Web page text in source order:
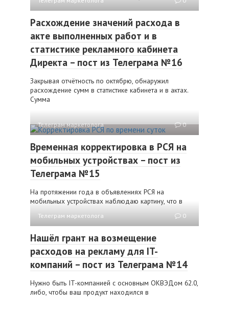
Расхождение значений расхода в
акте выполненных работ и в
статистике рекламного кабинета
Директа – пост из Телеграма №16
Закрывая отчётность по октябрю, обнаружил
расхождение сумм в статистике кабинета и в актах.
Сумма
Телеграм маркетолога 0
Временная корректировка в РСЯ на
мобильных устройствах – пост из
Телеграма №15
На протяжении года в объявлениях РСЯ на
мобильных устройствах наблюдаю картину, что в
Телеграм маркетолога 0
Нашёл грант на возмещение
расходов на рекламу для IT-
компаний – пост из Телеграма №14
Нужно быть IT-компанией с основным ОКВЭДом 62.0,
либо, чтобы ваш продукт находился в